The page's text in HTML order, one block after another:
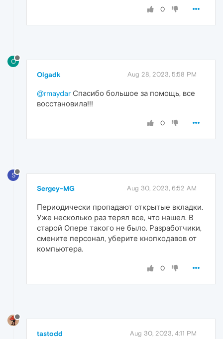
0
O
Olgadk Aug 28, 2023, 5:58 PM
@rmaydar Cпасибо большое за помощь, все
восстановила!!!
0
S
Sergey-MG Aug 30, 2023, 6:52 AM
Периодически пропадают открытые вкладки.
Уже несколько раз терял все, что нашел. В
старой Опере такого не было. Разработчики,
смените персонал, уберите кнопкодавов от
компьютера.
0
tastodd Aug 30, 2023, 4:11 PM